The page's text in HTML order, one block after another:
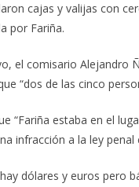
cajas y valijas con
por Fariña.
el comisario Alejandro
“dos de las cinco
“Fariña estaba en el
infracción a la ley penal
dólares y euros pero